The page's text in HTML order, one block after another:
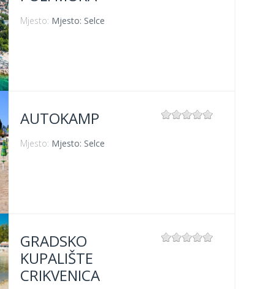
Mjesto: Mjesto: Selce
AUTOKAMP
Mjesto: Mjesto: Selce
GRADSKO
KUPALIŠTE
CRIKVENICA